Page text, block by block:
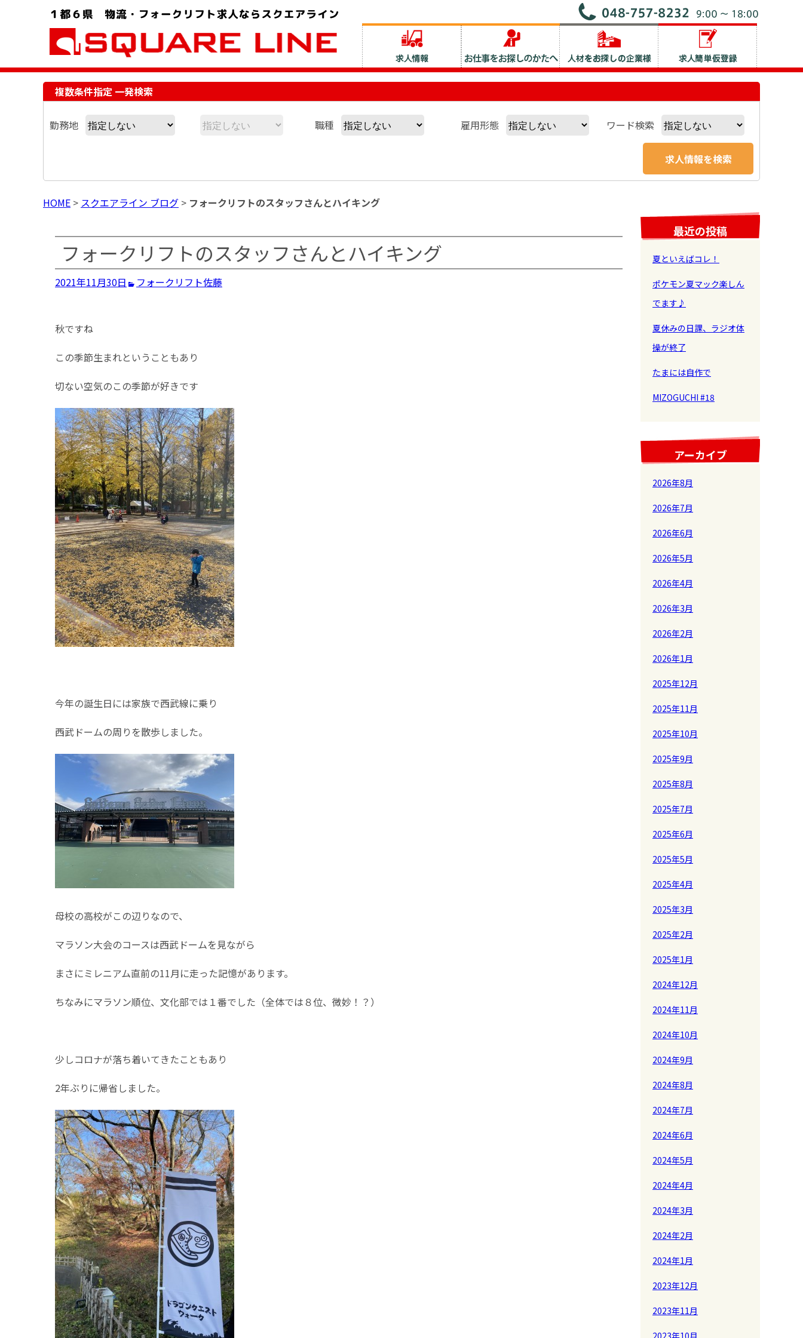
お問い合わせ電話番号：048-757-8232 受付時間 9:00 ～ 18:00
複数条件指定 一発検索
勤務地 職種 雇用形態 ワード検索
HOME > スクエアライン ブログ > フォークリフトのスタッフさんとハイキング
フォークリフトのスタッフさんとハイキング
2021年11月30日 フォークリフト佐藤
秋ですね
この季節生まれということもあり
切ない空気のこの季節が好きです
今年の誕生日には家族で西武線に乗り
西武ドームの周りを散歩しました。
母校の高校がこの辺りなので、
マラソン大会のコースは西武ドームを見ながら
まさにミレニアム直前の11月に走った記憶があります。
ちなみにマラソン順位、文化部では１番でした（全体では８位、微妙！？）
少しコロナが落ち着いてきたこともあり
2年ぶりに帰省しました。
最近の投稿
夏といえばコレ！
ポケモン夏マック楽しん
でます♪
夏休みの日課、ラジオ体
操が終了
たまには自作で
MIZOGUCHI #18
アーカイブ
2026年8月
2026年7月
2026年6月
2026年5月
2026年4月
2026年3月
2026年2月
2026年1月
2025年12月
2025年11月
2025年10月
2025年9月
2025年8月
2025年7月
2025年6月
2025年5月
2025年4月
2025年3月
2025年2月
2025年1月
2024年12月
2024年11月
2024年10月
2024年9月
2024年8月
2024年7月
2024年6月
2024年5月
2024年4月
2024年3月
2024年2月
2024年1月
2023年12月
2023年11月
2023年10月